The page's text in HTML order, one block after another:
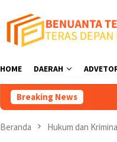
HOME DAERAH
Breaking News Tutup
Beranda Hukum dan